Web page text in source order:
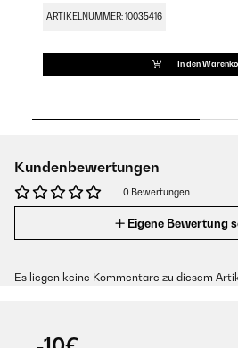
ARTIKELNUMMER: 10035416
In den
Kundenbewertungen
0 Bewertungen
Eigene Bewertung
Es liegen keine Kommentare zu diesem